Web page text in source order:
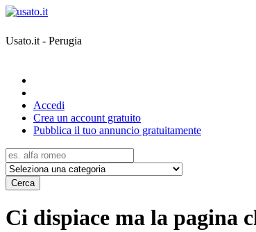
Usato.it - Perugia
Accedi
Crea un account gratuito
Pubblica il tuo annuncio gratuitamente
Cerca
Ci dispiace ma la pagina